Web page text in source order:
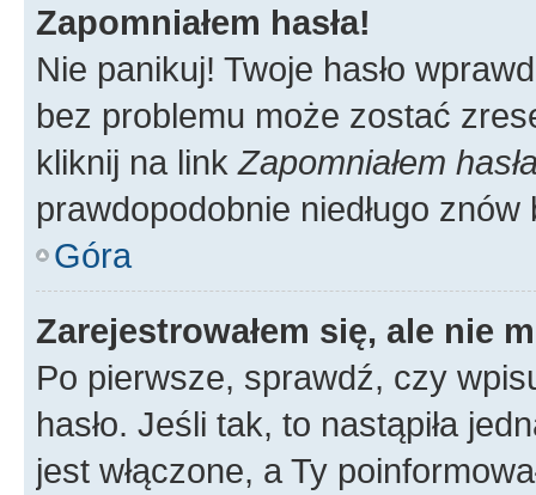
Zapomniałem hasła!
Nie panikuj! Twoje hasło
bez problemu może zostać
kliknij na link Zapomniałem
prawdopodobnie niedługo
Góra
Zarejestrowałem się, ale nie
Po pierwsze, sprawdź, czy
hasło. Jeśli tak, to nastąpiła
jest włączone, a Ty